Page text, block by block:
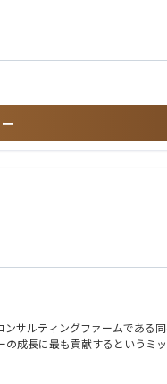
る“AIの業務適応”スキル獲得
ルティングファームである
成長に最も貢献するというミ